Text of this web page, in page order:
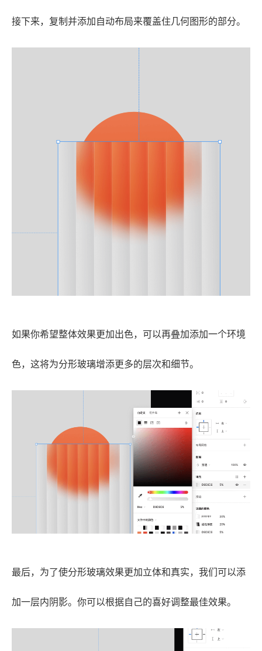
接下来，复制并添加自动布局来覆盖住几何图形的部分。
如果你希望整体效果更加出色，可以再叠加添加一个环境
色，这将为分形玻璃增添更多的层次和细节。
最后，为了使分形玻璃效果更加立体和真实，我们可以添
加一层内阴影。你可以根据自己的喜好调整最佳效果。